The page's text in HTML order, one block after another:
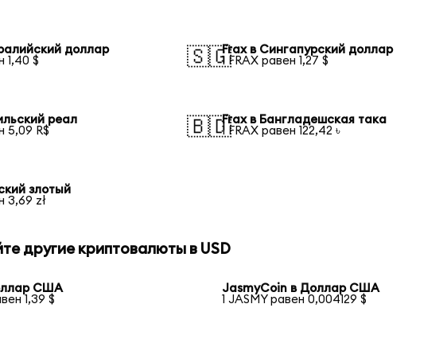
доллар
1,40 $
🇸🇬Frax в Сингапурский доллар
1 FRAX равен 1,27 $
реал
5,09 R$
🇧🇩Frax в Бангладешская така
1 FRAX равен 122,42 ৳
злотый
3,69 zł
другие криптовалюты в USD
США
1,39 $
JasmyCoin в Доллар США
1 JASMY равен 0,004129 $